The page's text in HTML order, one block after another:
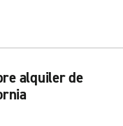
alquiler de